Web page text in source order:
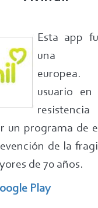
Esta app
una
europea.
usuario
un programa de
de la
de 70 años.
Play